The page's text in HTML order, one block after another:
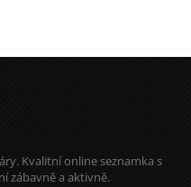
Kvalitní online seznamka s
zábavně a aktivně.